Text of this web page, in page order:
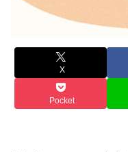
X
Pocket